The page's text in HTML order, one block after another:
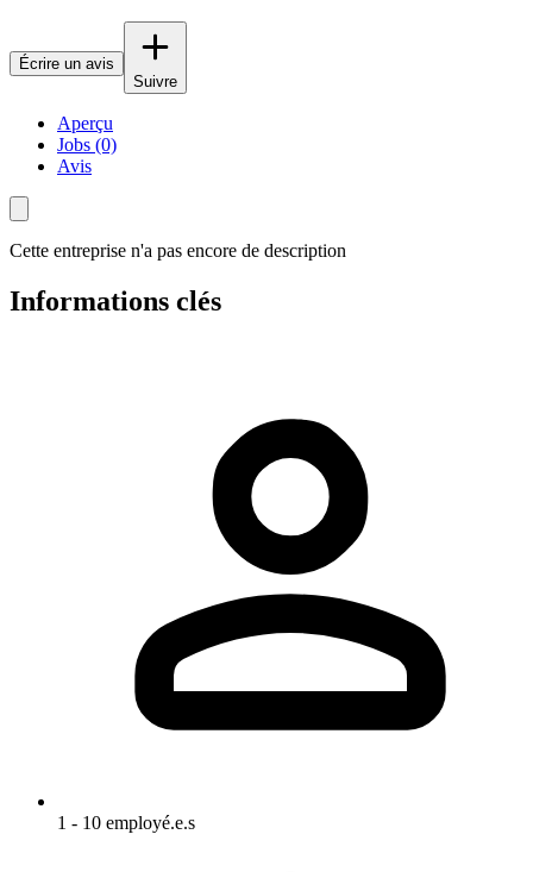
Écrire un avis
Suivre
Aperçu
Jobs (0)
Avis
Cette entreprise n'a pas encore de description
Informations clés
1 - 10 employé.e.s